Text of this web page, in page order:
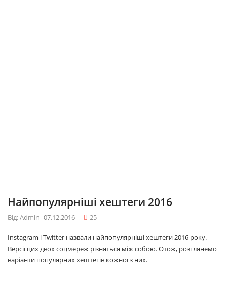
Найпопулярніші хештеги 2016
Від: Admin 07.12.2016 25
Instagram і Twitter назвали найпопулярніші хештеги 2016 року.
Версії цих двох соцмереж різняться між собою. Отож, розглянемо
варіанти популярних хештегів кожної з них.